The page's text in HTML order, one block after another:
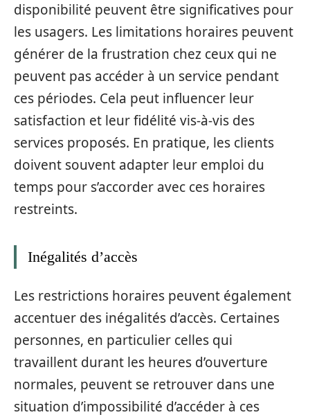
disponibilité peuvent être significatives pour
les usagers. Les limitations horaires peuvent
générer de la frustration chez ceux qui ne
peuvent pas accéder à un service pendant
ces périodes. Cela peut influencer leur
satisfaction et leur fidélité vis-à-vis des
services proposés. En pratique, les clients
doivent souvent adapter leur emploi du
temps pour s’accorder avec ces horaires
restreints.
Inégalités d’accès
Les restrictions horaires peuvent également
accentuer des inégalités d’accès. Certaines
personnes, en particulier celles qui
travaillent durant les heures d’ouverture
normales, peuvent se retrouver dans une
situation d’impossibilité d’accéder à ces